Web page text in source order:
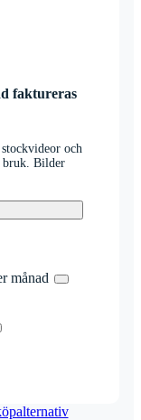
faktureras
och
bruk. Bilder
månad